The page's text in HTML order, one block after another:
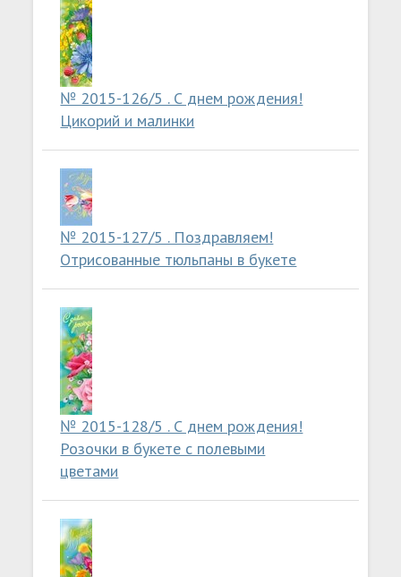
№ 2015-126/5 . С днем рождения!
Цикорий и малинки
№ 2015-127/5 . Поздравляем!
Отрисованные тюльпаны в букете
№ 2015-128/5 . С днем рождения!
Розочки в букете с полевыми
цветами